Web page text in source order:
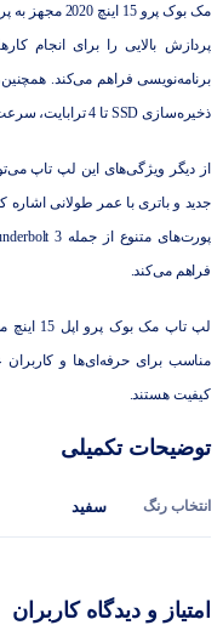
پردازش بالایی را برای انجام
ذخیره‌سازی SSD تا 4 ترابایت، سرعت و کارایی بالایی را در اختیار کاربران قرار می‌دهد.
از دیگر ویژگی‌های این لپ تاپ
جدید و باتری با عمر طولانی اشاره
فراهم می‌کند.
مناسب برای حرفه‌ای‌ها و کاربران
کیفیت هستند.
توضیحات تکمیلی
انتخاب رنگ سفید
امتیاز و دیدگاه کاربران